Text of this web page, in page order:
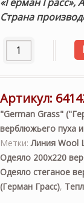
Страна
Количество
Артикул:
"German Grass"
верблюжьего пуха
Метки:Линия Wool
Одеяло 200х220
Одеяло стеганое
(Герман Грасс),